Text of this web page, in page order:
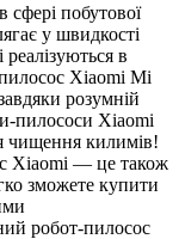
побутової
у швидкості
в
Xiaomi Mi
розумній
пилососи Xiaomi
чищення килимів!
Xiaomi — це також
зможете купити
робот-пилосос